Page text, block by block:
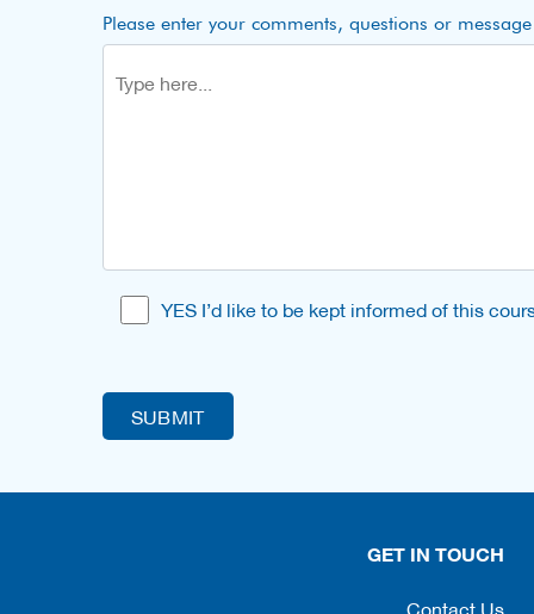
Please enter your comments, questions or message
YES I’d like to be kept informed of this
GET IN TOUCH